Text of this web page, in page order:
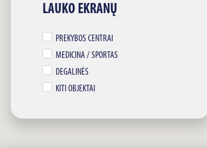
LAUKO EKRANŲ
PREKYBOS CENTRAI
MEDICINA / SPORTAS
DEGALINĖS
KITI OBJEKTAI